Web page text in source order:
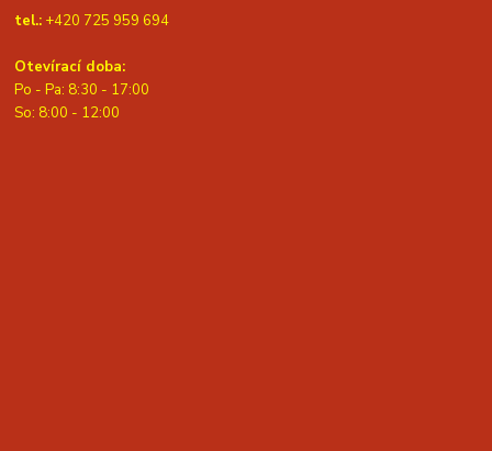
tel.: +420 725 959 694
Otevírací doba:
Po - Pa: 8:30 - 17:00
So: 8:00 - 12:00